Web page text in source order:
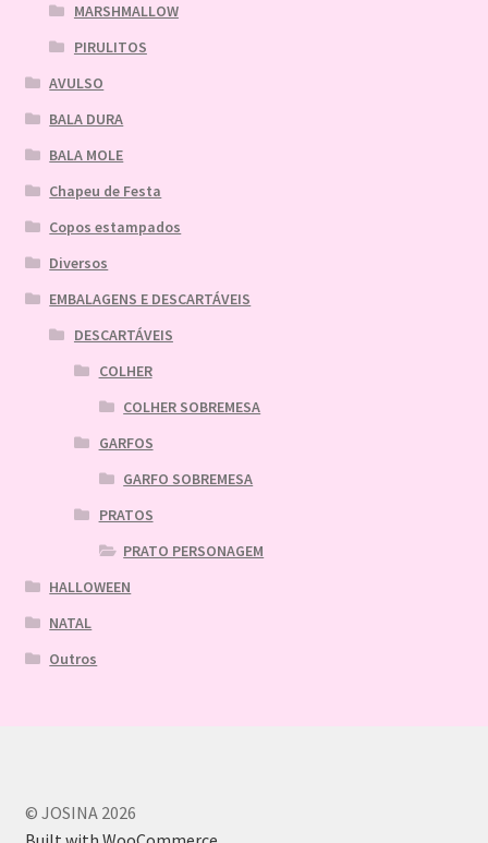
MARSHMALLOW
PIRULITOS
AVULSO
BALA DURA
BALA MOLE
Chapeu de Festa
Copos estampados
Diversos
EMBALAGENS E DESCARTÁVEIS
DESCARTÁVEIS
COLHER
COLHER SOBREMESA
GARFOS
GARFO SOBREMESA
PRATOS
PRATO PERSONAGEM
HALLOWEEN
NATAL
Outros
© JOSINA 2026